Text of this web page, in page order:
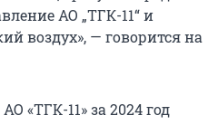
АО „ТГК-11“ и
воздух», — говорится на
«ТГК-11» за 2024 год